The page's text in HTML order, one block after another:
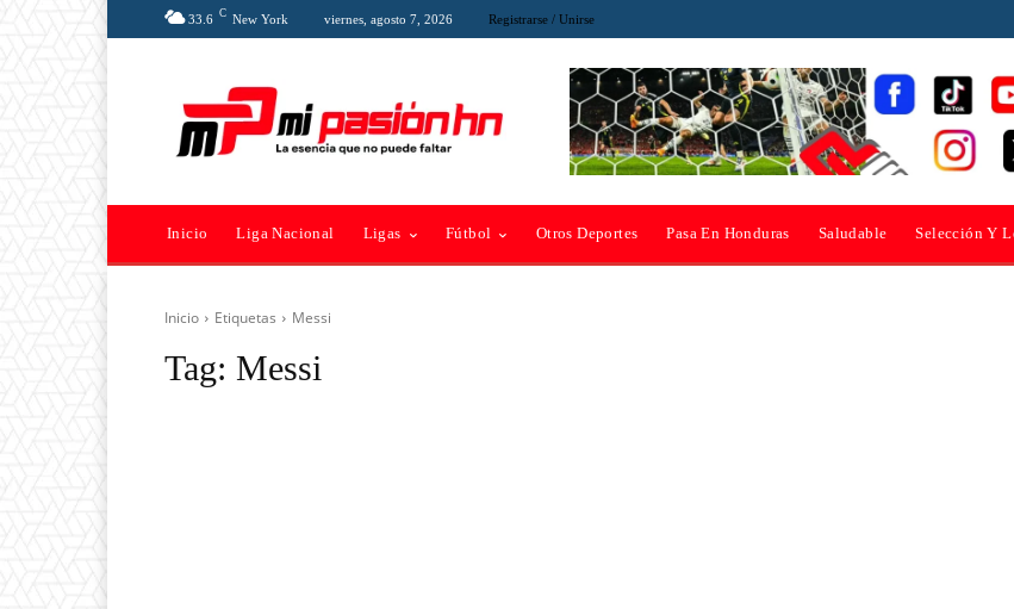
33.6 C New York viernes, agosto 7, 2026 Registrarse / Unirse
Inicio Liga Nacional Ligas Fútbol Otros Deportes Pasa En Honduras Saludable Selección Y
Inicio Etiquetas Messi
Tag: Messi